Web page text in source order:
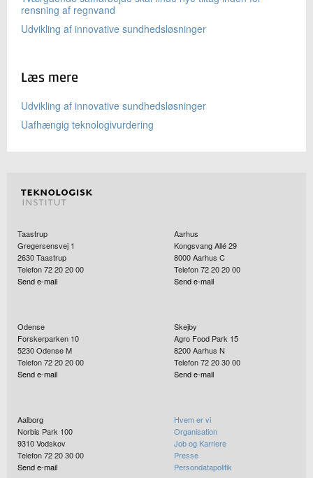
rensning af regnvand
Udvikling af innovative sundhedsløsninger
Læs mere
Udvikling af innovative sundhedsløsninger
Uafhængig teknologivurdering
Taastrup
Gregersensvej 1
2630Taastrup
Telefon 72 20 20 00
Send e-mail
Aarhus
Kongsvang Allé 29
8000Aarhus C
Telefon 72 20 20 00
Send e-mail
Odense
Forskerparken 10
5230Odense M
Telefon 72 20 20 00
Send e-mail
Skejby
Agro Food Park 15
8200Aarhus N
Telefon 72 20 30 00
Send e-mail
Aalborg
Norbis Park 100
9310Vodskov
Telefon 72 20 30 00
Send e-mail
Hvem er vi
Organisation
Job og Karriere
Presse
Persondatapolitik